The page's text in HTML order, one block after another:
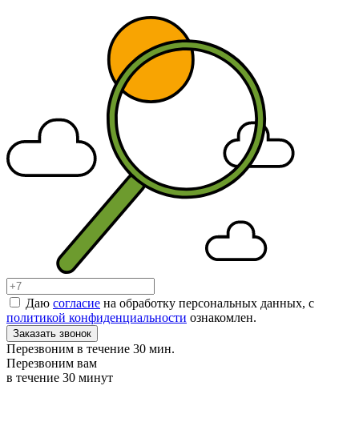
Даю согласие на обработку персональных данных, с
политикой конфиденциальности ознакомлен.
Заказать звонок
Перезвоним в течение 30 мин.
Перезвоним вам
в течение 30 минут